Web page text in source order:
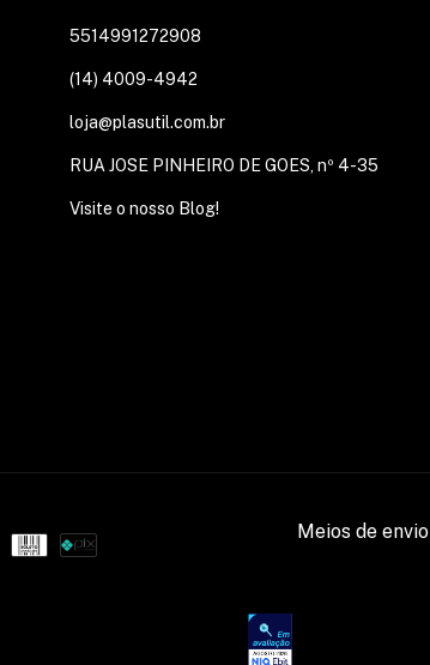
5514991272908
(14) 4009-4942
loja@plasutil.com.br
RUA JOSE PINHEIRO DE GOES, nº 4-35
Visite o nosso Blog!
Meios de envio